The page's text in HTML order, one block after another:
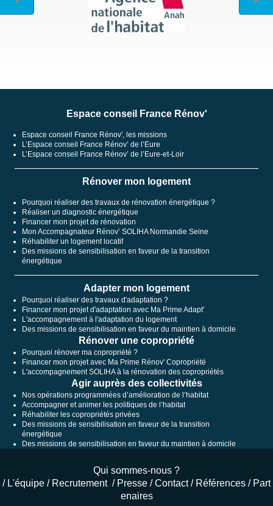
Espace conseil France Rénov'
Espace conseil France Rénov', les missions
L’Espace conseil France Rénov’ de l’Eure
L’Espace conseil France Rénov’ de l’Eure-et-Loir
Rénover mon logement
Pourquoi réaliser des travaux de rénovation énergétique ?
Réaliser un diagnostic énergétique
Financer mon projet de rénovation
Mon Accompagnateur Rénov’ SOLIHA Normandie Seine
Réhabiliter un logement locatif
Des missions de sensibilisation en faveur de la transition
énergétique
Adapter mon logement
Pourquoi réaliser des travaux d'adaptation ?
Financer mon projet d'adaptation avec Ma Prime Adapt'
L'accompagnement à l'adaptation du logement
Des missions de sensibilisation en faveur du maintien à domicile
Rénover une copropriété
Pourquoi rénover ma copropriété ?
Financer mon projet avec Ma Prime Rénov' Copropriété
L'accompagnement SOLIHA à la rénovation des copropriétés
Agir auprès des collectivités
Nos opérations programmées d’amélioration de l’habitat
Accompagner et animer les politiques de l’habitat
Réhabiliter les copropriétés privées
Des missions de sensibilisation en faveur de la transition
énergétique
Des missions de sensibilisation en faveur du maintien à domicile
Qui sommes-nous ?
/ L'équipe / Recrutement / Presse /Contact/ Références / Part
enaires